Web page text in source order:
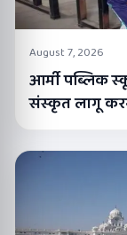
August 7, 2026
आर्मी पब्लिक
संस्कृत लागू